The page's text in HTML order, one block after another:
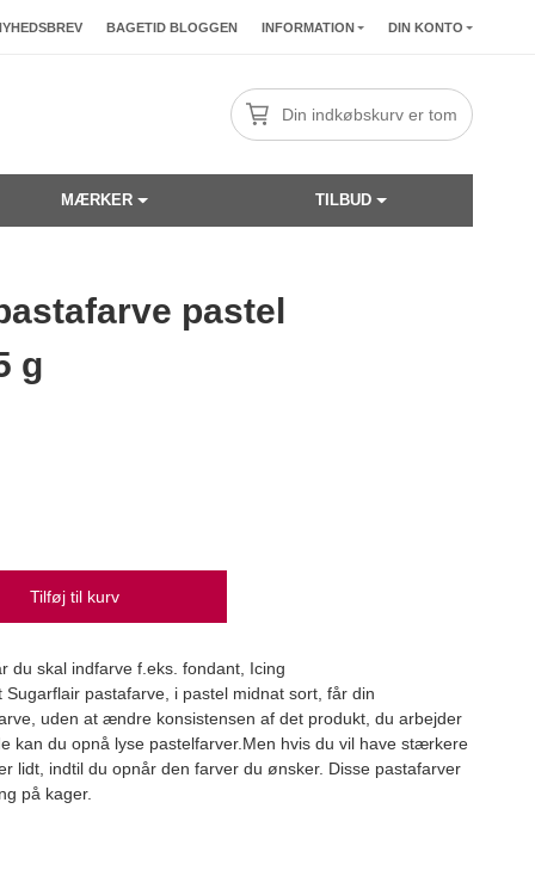
BAGETID BLOGGEN INFORMATION DIN KONTO
Din indkøbskurv er tom
MÆRKER TILBUD
pastel
g
Tilføj til kurv
du skal indfarve f.eks. fondant, Icing
pastafarve, i pastel midnat sort, får din
uden at ændre konsistensen af det produkt, du arbejder
kan du opnå lyse pastelfarver.Men hvis du vil have stærkere
lidt, indtil du opnår den farver du ønsker. Disse pastafarver
på kager.